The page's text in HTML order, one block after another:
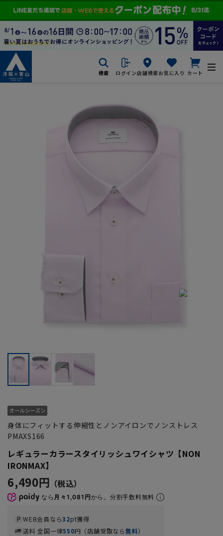
検索 ログイン店舗検索お気に入り カート
身体にフィットする伸縮性とノンアイロンでノンストレス
PMAXS166
レギュラーカラースタイリッシュワイシャツ【NON
IRONMAX】
6,490円
なら 月々1,081円から。分割手数料無料
WEB会員なら32pt獲得
送料 全国一律550円（店舗受取なら無料）